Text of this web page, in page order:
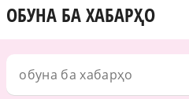
ОБУНА БА ХАБАРҲО